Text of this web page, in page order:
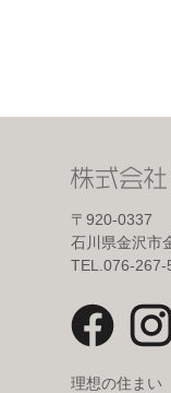
〒920-0337
石川県金沢市
TEL.076-
理想の住まい